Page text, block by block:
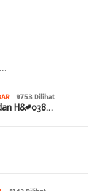
9753 Dilihat
H&#038…